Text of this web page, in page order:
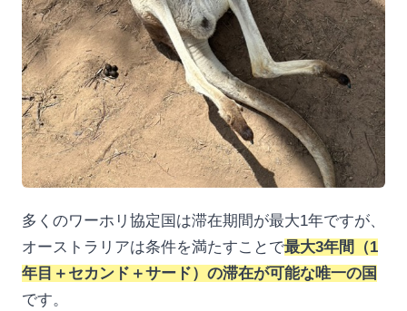
多くのワーホリ協定国は滞在期間が最大1年ですが、
オーストラリアは条件を満たすことで最大3年間（1
年目＋セカンド＋サード）の滞在が可能な唯一の国
です。